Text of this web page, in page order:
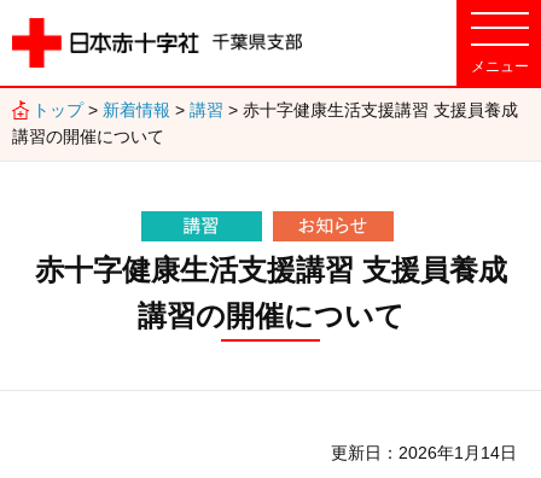
トップ> 新着情報 > 講習 > 赤十字健康生活支援講習 支援員養成
講習の開催について
赤十字健康生活支援講習 支援員養成
講習の開催について
更新日 2026年1月14日